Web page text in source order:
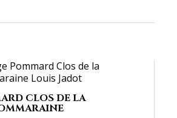
CLOS DE LA